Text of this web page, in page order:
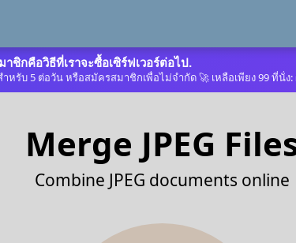
ชิกคือวิธีที่เราจะซื้อเซิร์ฟเวอร์ต่อไป.
บ 5 ต่อวัน หรือสมัครสมาชิกเพื่อไม่จำกัด 🚀 เหลือเพียง 99 ที่นั่ง:
Merge JPEG
Combine JPEG documents online